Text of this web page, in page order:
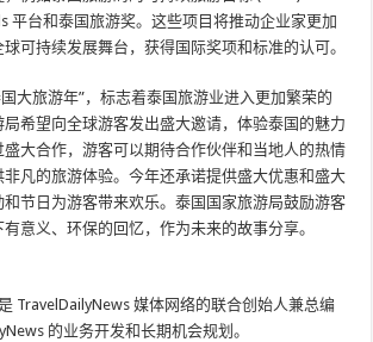
平台和泰国旅游奖。这些项目将推动企业家更加
可持续发展舞台，获得国际奖项和标准的认可。
大旅游年”，标志着泰国旅游业进入更加繁荣的
希望向全球游客发出盛大邀请，体验泰国的魅力
大合作，游客可以期待合作伙伴和当地人的热情
凡的旅游体验。今年还承诺提供盛大优惠和盛大
节日为游客带来欢乐。泰国国家旅游局鼓励游客
意义、环保的回忆，作为未来的故事分享。
TravelDailyNews 媒体网络的联合创始人兼总编
的业务开发和长期机会规划。